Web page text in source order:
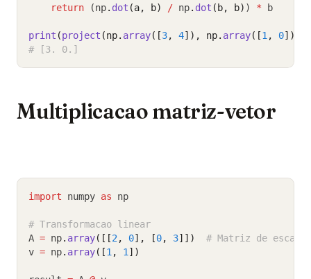
return (np. dot (a, b) / np. dot (b, b) ) * b
print (project (np. array([3, 4]), np. array([1 , 0])))
# [3. 0.]
Multiplicacao matriz-vetor
import numpy as np
# Transformacao linear
A = np. array([[2 , 0], [0, 3]])
# Matriz de escala
v = np. array([1 , 1 ])